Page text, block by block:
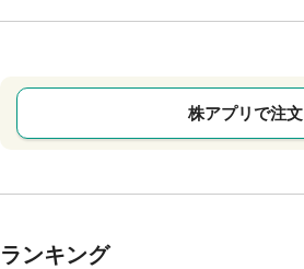
株アプリで注文
ランキング